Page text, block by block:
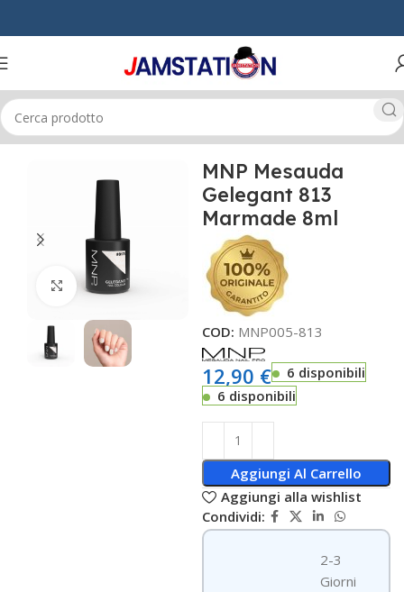
Home MANI & PIEDI GEL UNGHIE
Click to enlarge
MNP Mesauda
Gelegant 813
Marmade 8ml
COD: MNP005-813
12,90 €
6 disponibili
6 disponibili
Aggiungi Al Carrello
Aggiungi alla wishlist
Condividi:
2-3
Giorni